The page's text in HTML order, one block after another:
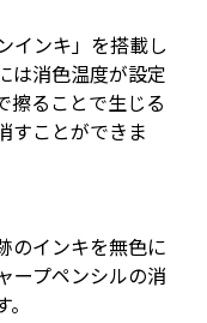
インキ」を搭載し
は消色温度が設定
擦ることで生じる
すことができま
のインキを無色に
ープペンシルの消